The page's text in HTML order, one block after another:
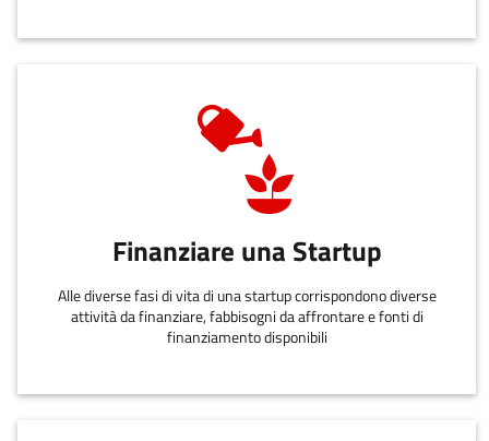
Finanziare una Startup
Alle diverse fasi di vita di una startup corrispondono diverse
attività da finanziare, fabbisogni da affrontare e fonti di
finanziamento disponibili